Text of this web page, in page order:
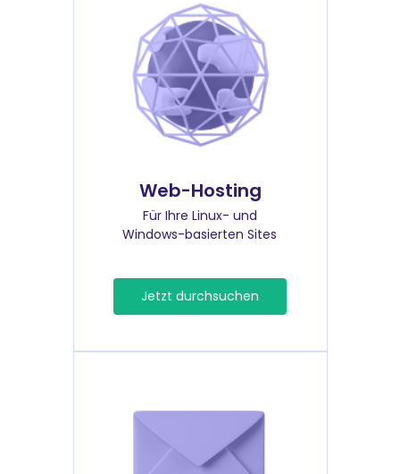
Web-Hosting
Für Ihre Linux- und
Windows-basierten Sites
Jetzt durchsuchen